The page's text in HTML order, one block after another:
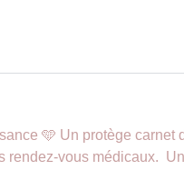
🩵 Un protège carnet
rendez-vous médicaux. Un